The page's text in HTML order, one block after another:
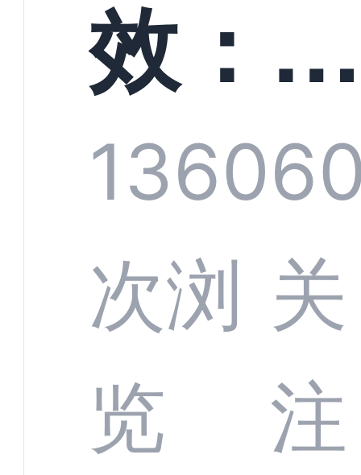
技何以
定义行
业标
效：螳
螂科技
CRM
何助力
1360
次浏
览
关
注